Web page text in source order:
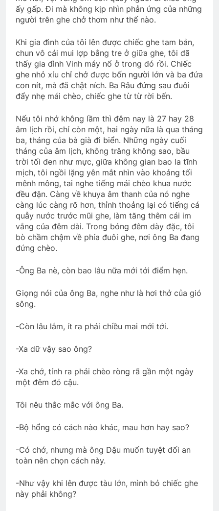
CSVSQ Huỳnh Như Pháp K26
3 Years Ago
Đêm tiền đồn
2 Years Ago
Tagore)
3 Years Ago
THÊM XUÂN NÀY, TA NGỒI CHỜ ĐỢI
THỬ
3 Years Ago
Happy New Year 2024
3 Years Ago
CSVSQ Hoàng Thu Phong K30
3 Years Ago
2 Years Ago
Xuân Đất Khách
2 Years Ago
CTBCTY Tập II Chương 17
ấy gấp. Đi mà không kịp nhìn phản ứng của những
người trên ghe chở thơm như thế nào.
Khi gia đình của tôi lên được chiếc ghe tam bản,
chun vô cái mui lợp bằng tre ở giữa ghe, tôi đã
thấy gia đình Vinh máy nổ ở trong đó rồi. Chiếc
ghe nhỏ xíu chỉ chở được bốn người lớn và ba đứa
con nít, mà đã chật ních. Ba Râu đứng sau đuôi
đẩy nhẹ mái chèo, chiếc ghe từ từ rời bến.
Nếu tôi nhớ không lầm thì đêm nay là 27 hay 28
âm lịch rồi, chỉ còn một, hai ngày nữa là qua tháng
ba, tháng của bà già đi biển. Những ngày cuối
tháng của âm lịch, không trăng không sao, bầu
trời tối đen như mực, giữa không gian bao la tĩnh
mịch, tôi ngồi lặng yên mắt nhìn vào khoảng tối
mênh mông, tai nghe tiếng mái chèo khua nước
đều đặn. Càng về khuya âm thanh của nó nghe
càng lúc càng rõ hơn, thỉnh thoảng lại có tiếng cá
quẫy nước trước mũi ghe, làm tăng thêm cái im
vắng của đêm dài. Trong bóng đêm dày đặc, tôi
bò chầm chậm về phía đuôi ghe, nơi ông Ba đang
đứng chèo.
-Ông Ba nè, còn bao lâu nữa mới tới điểm hẹn.
Giọng nói của ông Ba, nghe như là hơi thở của gió
sông.
-Còn lâu lắm, ít ra phải chiều mai mới tới.
-Xa dữ vậy sao ông?
-Xa chớ, tính ra phải chèo ròng rã gần một ngày
một đêm đó cậu.
Tôi nêu thắc mắc với ông Ba.
-Bộ hổng có cách nào khác, mau hơn hay sao?
-Có chớ, nhưng mà ông Dậu muốn tuyệt đối an
toàn nên chọn cách này.
-Như vậy khi lên được tàu lớn, mình bỏ chiếc ghe
này phải không?